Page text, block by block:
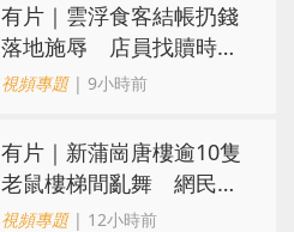
​有片｜雲浮食客結帳扔錢
落地施辱 店員找贖時還
施彼身獲老闆肯定
視頻專題| 9小時前
有片｜新蒲崗唐樓逾10隻
老鼠樓梯間亂舞 網民嚇
親：每次經過都要好大勇
視頻專題| 12小時前